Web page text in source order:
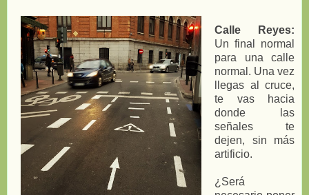
Calle Reyes:
Un final normal
para una calle
normal. Una vez
llegas al cruce,
te vas hacia
donde las
señales te
dejen, sin más
artificio.
¿Será